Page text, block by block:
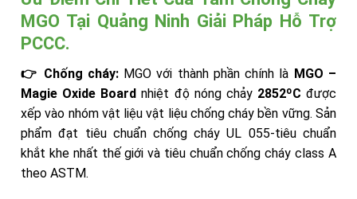
MGO Tại Quảng Ninh Giải Pháp Hỗ Trợ
PCCC.
👉 Chống cháy:MGO với thành phần chính là MGO –
Magie Oxide Board nhiệt độ nóng chảy 2852ºC được
xếp vào nhóm vật liệu vật liệu chống cháy bền vững. Sản
phẩm đạt tiêu chuẩn chống cháy UL 055-tiêu chuẩn
khắt khe nhất thế giới và tiêu chuẩn chống cháy class A
theo ASTM.